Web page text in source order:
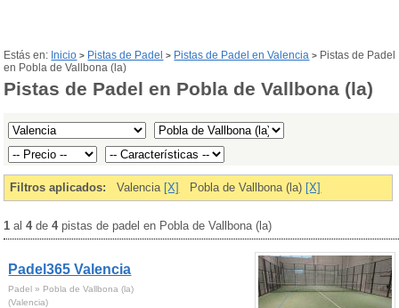
Estás en: Inicio > Pistas de Padel > Pistas de Padel en Valencia > Pistas de Padel
en Pobla de Vallbona (la)
Pistas de Padel en Pobla de Vallbona (la)
Filtros aplicados: Valencia [X] Pobla de Vallbona (la) [X]
1 al4de4pistas de padel en Pobla de Vallbona (la)
Padel365 Valencia
Padel » Pobla de Vallbona (la)
(Valencia)